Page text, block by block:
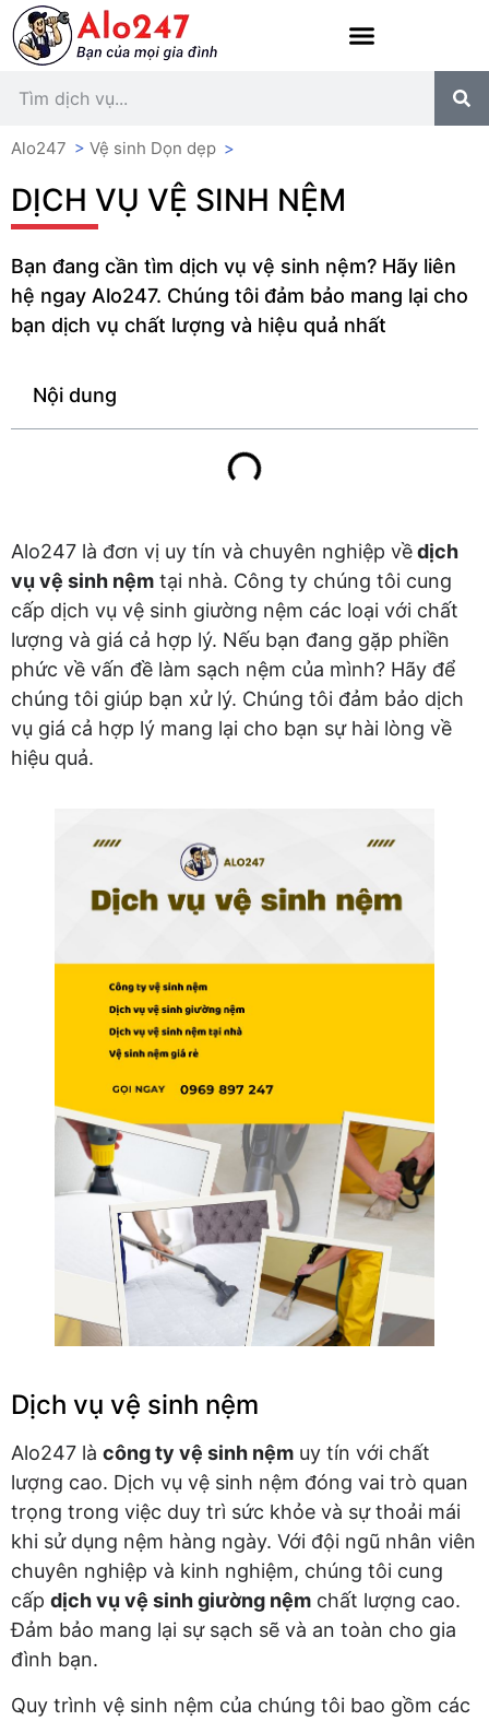
Alo247 > Vệ sinh Dọn dẹp >
DỊCH VỤ VỆ SINH NỆM
Bạn đang cần tìm dịch vụ vệ sinh nệm? Hãy liên
hệ ngay Alo247. Chúng tôi đảm bảo mang lại cho
bạn dịch vụ chất lượng và hiệu quả nhất
Nội dung
Alo247 là đơn vị uy tín và chuyên nghiệp vềdịch
vụ vệ sinh nệm tại nhà. Công ty chúng tôi cung
cấp dịch vụ vệ sinh giường nệm các loại với chất
lượng và giá cả hợp lý. Nếu bạn đang gặp phiền
phức về vấn đề làm sạch nệm của mình? Hãy để
chúng tôi giúp bạn xử lý. Chúng tôi đảm bảo dịch
vụ giá cả hợp lý mang lại cho bạn sự hài lòng về
hiệu quả.
Dịch vụ vệ sinh nệm
Alo247 là công ty vệ sinh nệm uy tín với chất
lượng cao. Dịch vụ vệ sinh nệm đóng vai trò quan
trọng trong việc duy trì sức khỏe và sự thoải mái
khi sử dụng nệm hàng ngày. Với đội ngũ nhân viên
chuyên nghiệp và kinh nghiệm, chúng tôi cung
cấp dịch vụ vệ sinh giường nệm chất lượng cao.
Đảm bảo mang lại sự sạch sẽ và an toàn cho gia
đình bạn.
Quy trình vệ sinh nệm của chúng tôi bao gồm các